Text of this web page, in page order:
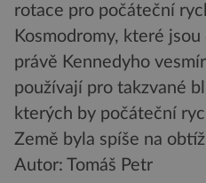
rotace pro počáteční
Kosmodromy, které
právě Kennedyho
používají pro takzvané
kterých by počáteční
Země byla spíše na
Autor: Tomáš Petr